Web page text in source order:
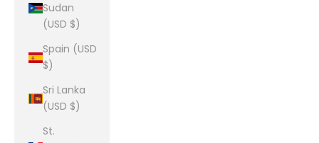
Sudan
(USD $)
Spain (USD
$)
Sri Lanka
(USD $)
St.